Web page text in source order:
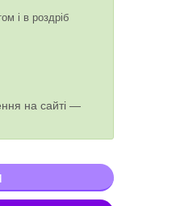
і в роздріб
на сайті —